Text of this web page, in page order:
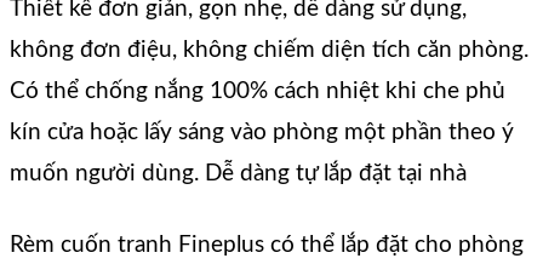
Thiết kế đơn giản, gọn nhẹ, dễ dàng sử dụng,
không đơn điệu, không chiếm diện tích căn phòng.
Có thể chống nắng 100% cách nhiệt khi che phủ
kín cửa hoặc lấy sáng vào phòng một phần theo ý
muốn người dùng. Dễ dàng tự lắp đặt tại nhà
Rèm cuốn tranh Fineplus có thể lắp đặt cho phòng